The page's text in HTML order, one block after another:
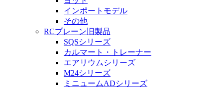
インポートモデル
その他
RCプレーン旧製品
SQSシリーズ
カルマート・トレーナー
エアリウムシリーズ
M24シリーズ
ミニュームADシリーズ